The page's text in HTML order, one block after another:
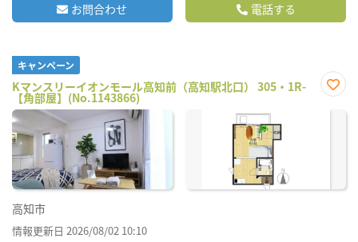
お問合わせ 電話する
キャンペーン
Kマンスリーイオンモール高知前（高知駅北口） 305・1R-
【角部屋】(No.1143866)
に入
高知市
情報更新日 2026/08/02 10:10